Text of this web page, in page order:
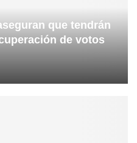
que tendrán
de votos